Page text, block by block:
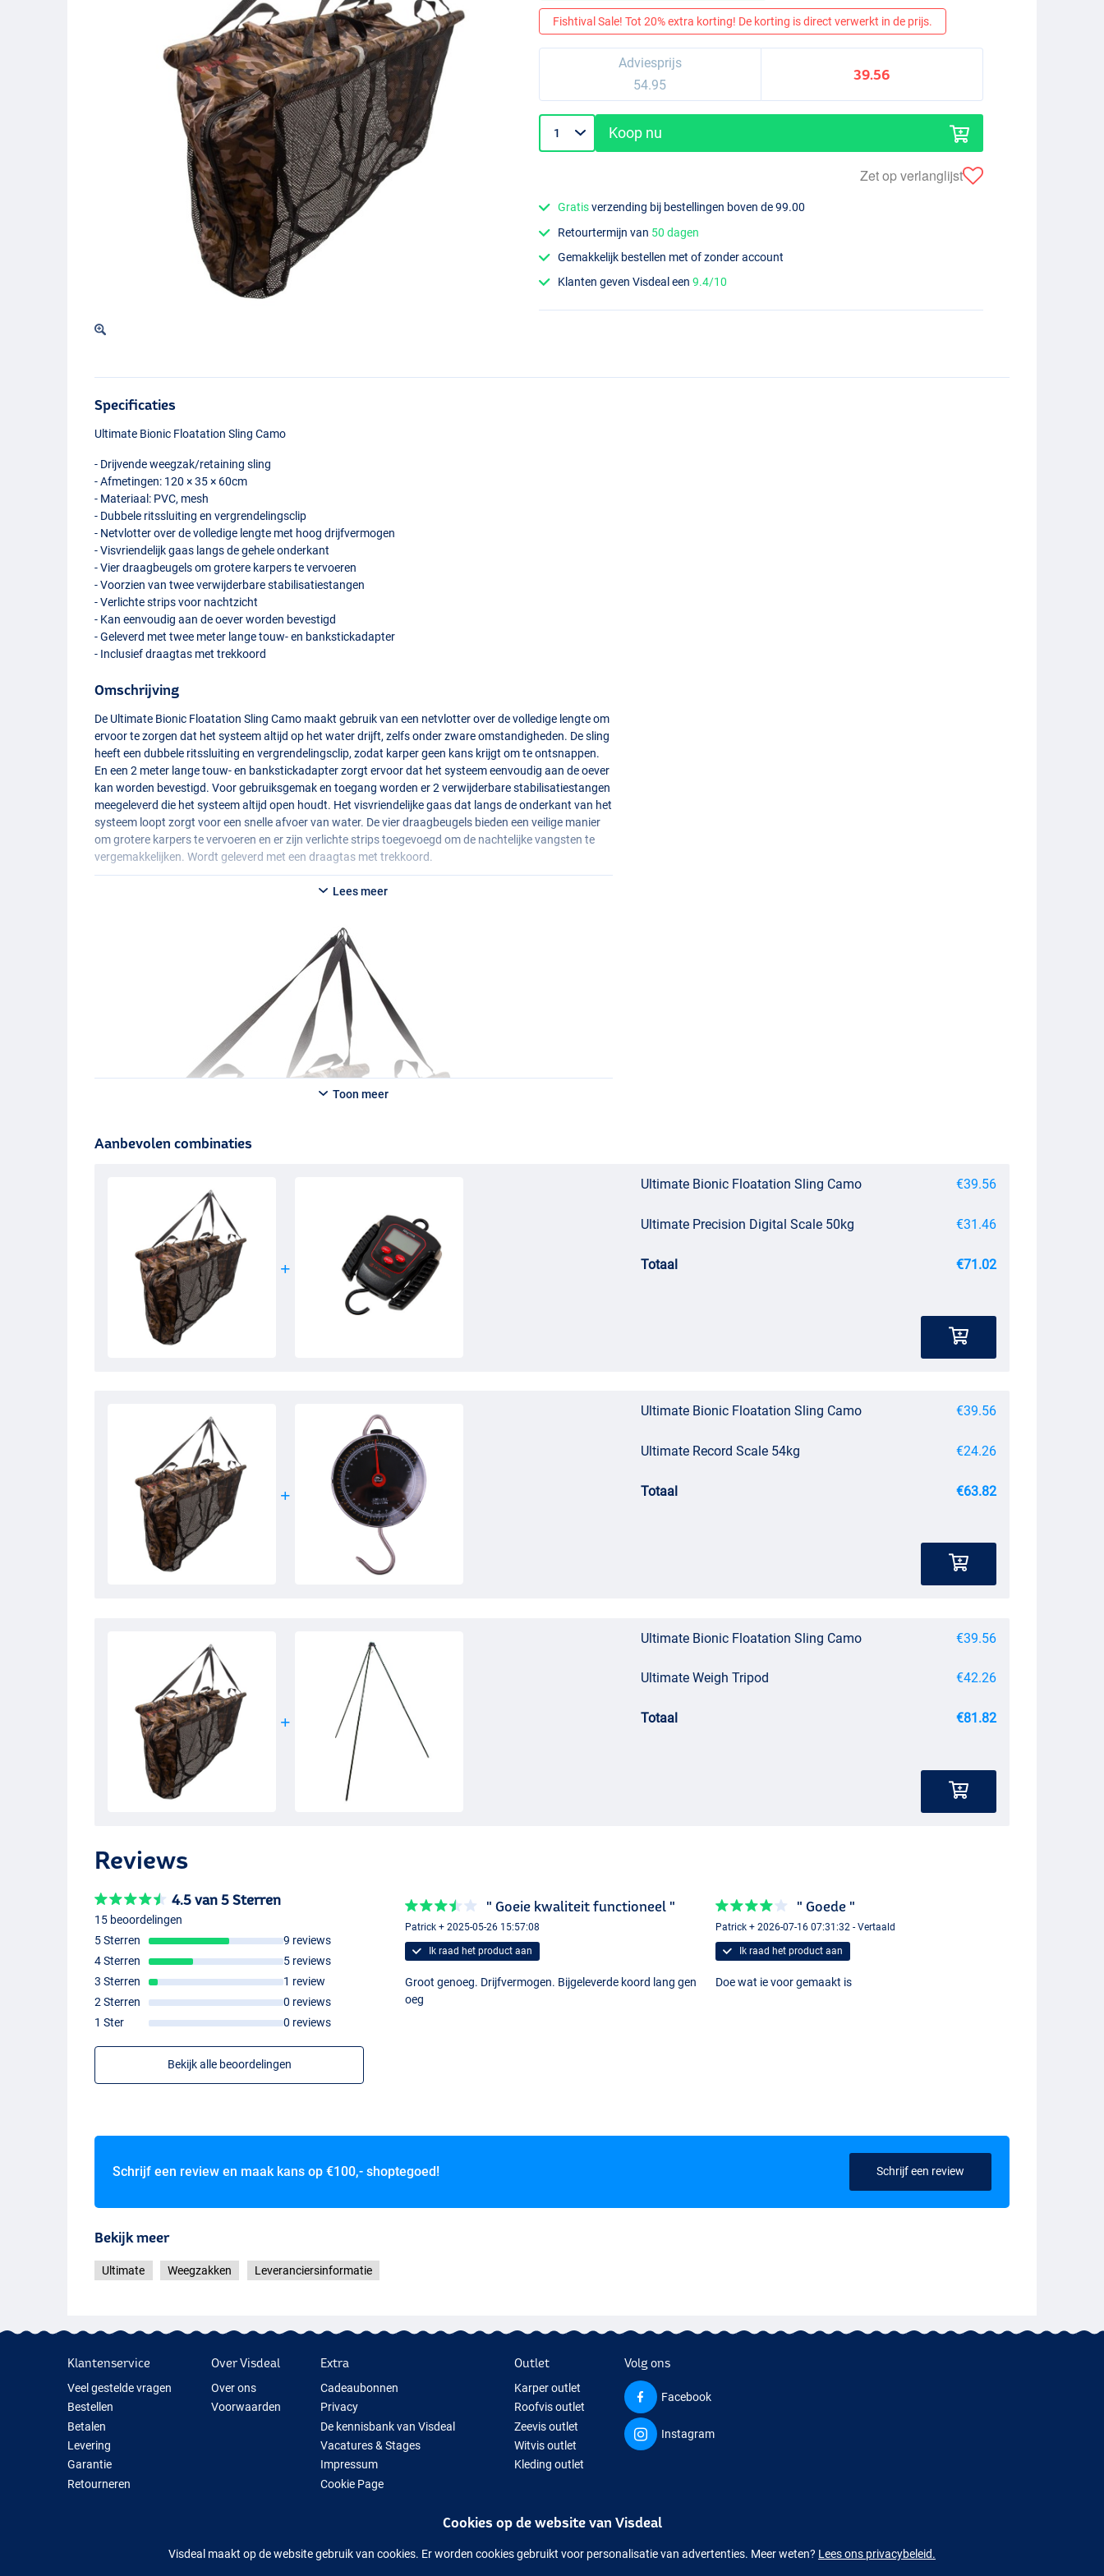
Fishtival Sale! Tot 20% extra korting! De korting is direct verwerkt in de prijs.
Adviesprijs
54.95
39.56
Koop nu
Zet op verlanglijst
Gratisverzending bij bestellingen boven de 99.00
Retourtermijn van 50 dagen
Gemakkelijk bestellen met of zonder account
Klanten geven Visdeal een9.4/10
Specificaties
Ultimate Bionic Floatation Sling Camo
- Drijvende weegzak/retaining sling
- Afmetingen: 120 × 35 × 60cm
- Materiaal: PVC, mesh
- Dubbele ritssluiting en vergrendelingsclip
- Netvlotter over de volledige lengte met hoog drijfvermogen
- Visvriendelijk gaas langs de gehele onderkant
- Vier draagbeugels om grotere karpers te vervoeren
- Voorzien van twee verwijderbare stabilisatiestangen
- Verlichte strips voor nachtzicht
- Kan eenvoudig aan de oever worden bevestigd
- Geleverd met twee meter lange touw- en bankstickadapter
- Inclusief draagtas met trekkoord
Omschrijving
De Ultimate Bionic Floatation Sling Camo maakt gebruik van een netvlotter over de volledige lengte om
ervoor te zorgen dat het systeem altijd op het water drijft, zelfs onder zware omstandigheden. De sling
heeft een dubbele ritssluiting en vergrendelingsclip, zodat karper geen kans krijgt om te ontsnappen.
En een 2 meter lange touw- en bankstickadapter zorgt ervoor dat het systeem eenvoudig aan de oever
kan worden bevestigd. Voor gebruiksgemak en toegang worden er 2 verwijderbare stabilisatiestangen
meegeleverd die het systeem altijd open houdt. Het visvriendelijke gaas dat langs de onderkant van het
systeem loopt zorgt voor een snelle afvoer van water. De vier draagbeugels bieden een veilige manier
om grotere karpers te vervoeren en er zijn verlichte strips toegevoegd om de nachtelijke vangsten te
vergemakkelijken. Wordt geleverd met een draagtas met trekkoord.
Lees meer
Toon meer
Aanbevolen combinaties
Ultimate Bionic Floatation Sling Camo €39.56
Ultimate Precision Digital Scale 50kg €31.46
Totaal €71.02
Ultimate Bionic Floatation Sling Camo €39.56
Ultimate Record Scale 54kg €24.26
Totaal €63.82
Ultimate Bionic Floatation Sling Camo €39.56
Ultimate Weigh Tripod €42.26
Totaal €81.82
Reviews
4.5 van 5 Sterren
15 beoordelingen
5 Sterren
9 reviews
4 Sterren
5 reviews
3 Sterren
1 review
2 Sterren
0 reviews
1 Ster
0 reviews
Bekijk alle beoordelingen
" Goeie kwaliteit functioneel "
Patrick + 2025-05-26 15:57:08
Ik raad het product aan
Groot genoeg. Drijfvermogen. Bijgeleverde koord lang gen
oeg
" Goede "
Patrick + 2026-07-16 07:31:32 - Vertaald
Ik raad het product aan
Doe wat ie voor gemaakt is
Schrijf een review en maak kans op €100,- shoptegoed! Schrijf een review
Bekijk meer
Ultimate Weegzakken Leveranciersinformatie
Klantenservice
Veel gestelde vragen
Bestellen
Betalen
Levering
Garantie
Retourneren
Over Visdeal
Over ons
Voorwaarden
Extra
Cadeaubonnen
Privacy
De kennisbank van Visdeal
Vacatures & Stages
Impressum
Cookie Page
Outlet
Karper outlet
Roofvis outlet
Zeevis outlet
Witvis outlet
Kleding outlet
Volg ons
Facebook
Instagram
Cookies op de website van Visdeal
Visdeal maakt op de website gebruik van cookies. Er worden cookies gebruikt voor personalisatie van advertenties. Meer weten? Lees ons privacybeleid.